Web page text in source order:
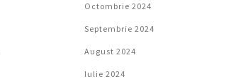
Octombrie 2024
Septembrie 2024
August 2024
Iulie 2024